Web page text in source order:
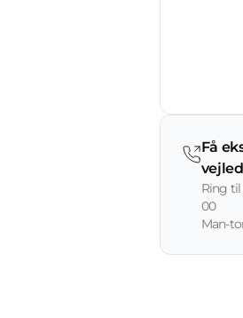
Få
Ring til
00
Man-